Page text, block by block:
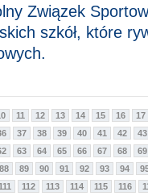
Związek
szkół, które
11 12 13 14 15 16
17
37 38 39 40 41 42
43
63 64 65 66 67 68
69
88 89 90 91 92 93 94
112 113 114 115 116